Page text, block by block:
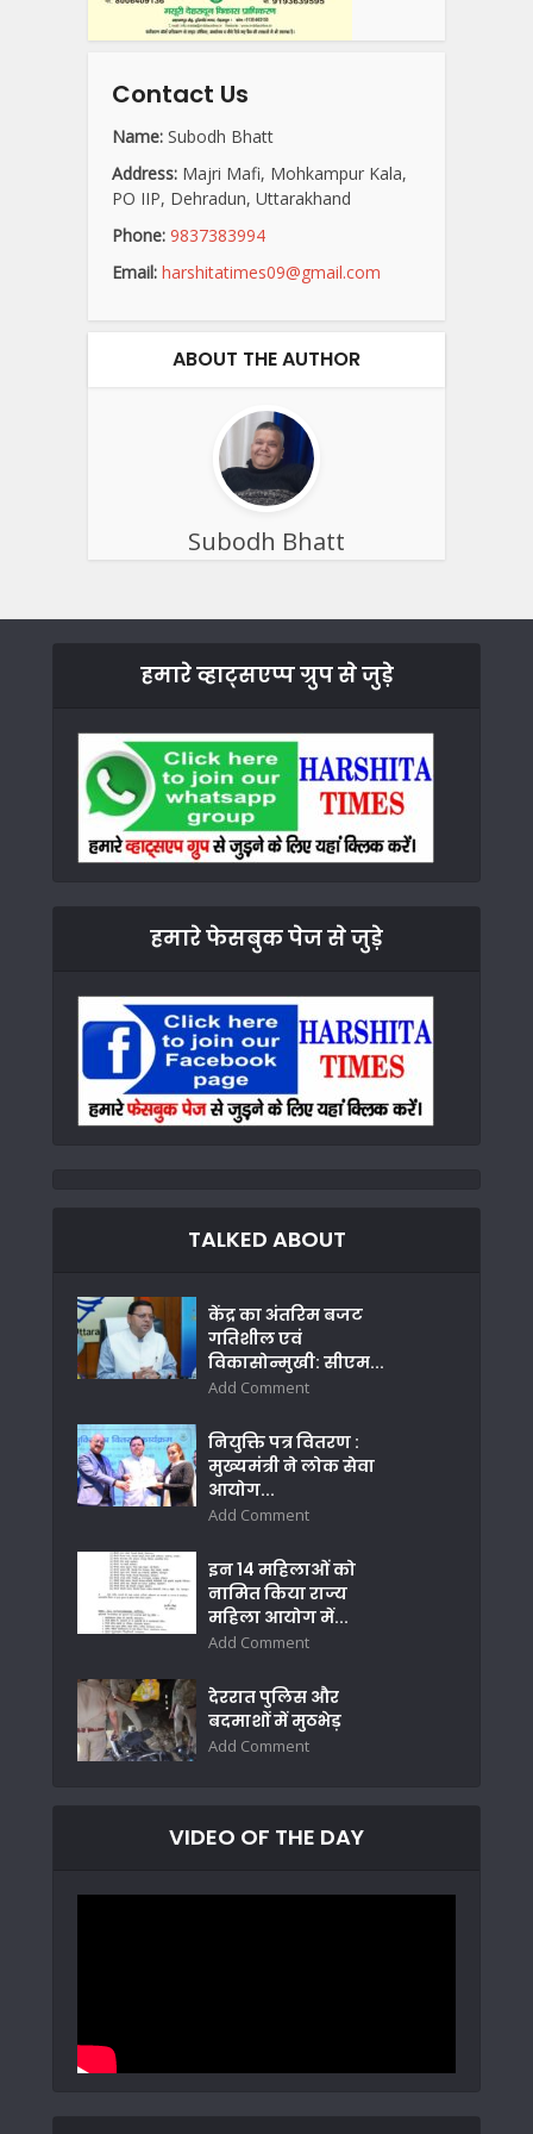
Contact Us
Name: Subodh Bhatt
Address: Majri Mafi, Mohkampur Kala,
PO IIP, Dehradun, Uttarakhand
Phone: 9837383994
Email: harshitatimes09@gmail.com
ABOUT THE AUTHOR
Subodh Bhatt
हमारे व्हाट्सएप्प ग्रुप से जुड़े
हमारे फेसबुक पेज से जुड़े
TALKED ABOUT
केंद्र का अंतरिम बजट
गतिशील एवं
विकासोन्मुखी: सीएम...
Add Comment
नियुक्ति पत्र वितरण :
मुख्यमंत्री ने लोक सेवा
आयोग...
Add Comment
इन 14 महिलाओं को
नामित किया राज्य
महिला आयोग में...
Add Comment
देररात पुलिस और
बदमाशों में मुठभेड़
Add Comment
VIDEO OF THE DAY